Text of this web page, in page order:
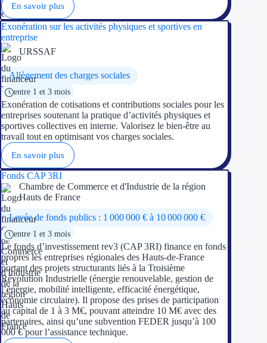
En savoir plus
Exonération sur les activités physiques et sportives en
entreprise
URSSAF
Allègement des charges sociales
entre 1 et 3 mois
Exonération de cotisations et contributions sociales pour les
entreprises soutenant la pratique d’activités physiques et
sportives collectives en interne. Valorisez le bien-être au
travail tout en optimisant vos charges sociales.
En savoir plus
Fonds CAP 3RI
Chambre de Commerce et d'Industrie de la région
Hauts de France
Levée de fonds publics : 1 000 000 € à 10 000 000 €
entre 1 et 3 mois
Le fonds d’investissement rev3 (CAP 3RI) finance en fonds
propres les entreprises régionales des Hauts-de-France
portant des projets structurants liés à la Troisième
Révolution Industrielle (énergie renouvelable, gestion de
l’énergie, mobilité intelligente, efficacité énergétique,
économie circulaire). Il propose des prises de participation
au capital de 1 à 3 M€, pouvant atteindre 10 M€ avec des
partenaires, ainsi qu’une subvention FEDER jusqu’à 100
000 € pour l’assistance technique.